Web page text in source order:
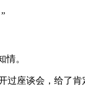
。
座谈会，给了肯